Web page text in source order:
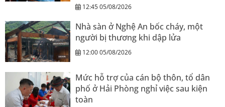
12:45 05/08/2026
Nhà sàn ở Nghệ An bốc cháy, một
người bị thương khi dập lửa
12:00 05/08/2026
Mức hỗ trợ của cán bộ thôn, tổ dân
phố ở Hải Phòng nghỉ việc sau kiện
toàn